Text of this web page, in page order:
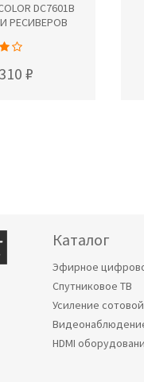
DC7601B
РЕСИВЕРОВ
310 ₽
Каталог
Эфирное
Спутниковое ТВ
Усиление
HDMI